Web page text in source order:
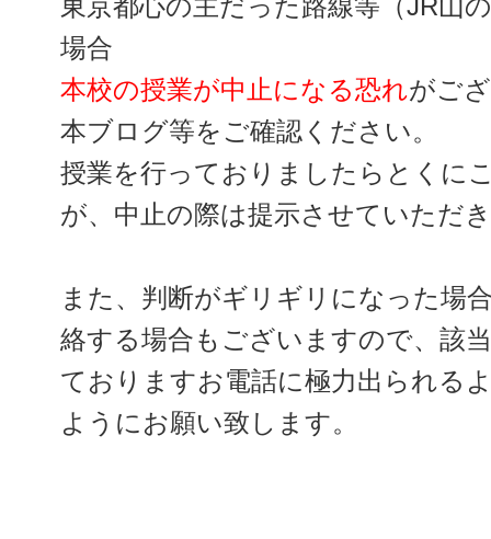
東京都心の主だった路線等（JR山
場合
本校の授業が中止になる恐れがご
本ブログ等をご確認ください。
授業を行っておりましたらとくに
が、中止の際は提示させていただ
また、判断がギリギリになった場
絡する場合もございますので、該
ておりますお電話に極力出られる
ようにお願い致します。